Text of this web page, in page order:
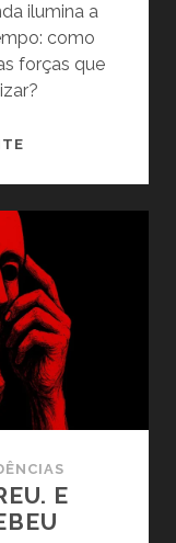
ilumina a
como
forças que
HANNAH,
ENFRENTOU
O
AUTORITARISMO
E
REJEITOU
RÓTULOS
E